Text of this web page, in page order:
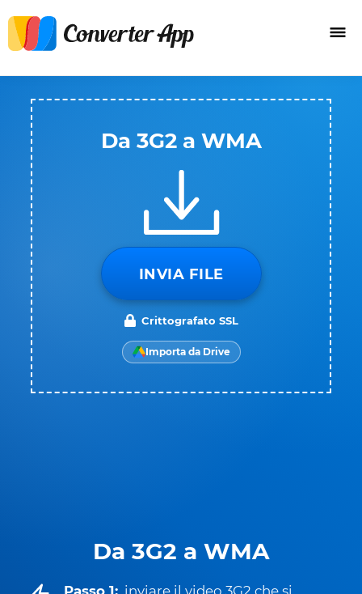
Da 3G2 a WMA
Passo 1: inviare il video 3G2 che si
Da 3G2 a WMA
INVIA FILE
Crittografato SSL
Importa da Drive